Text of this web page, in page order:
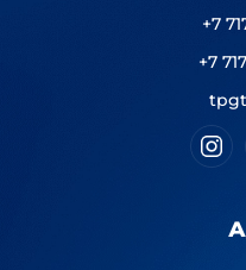
+7
+7